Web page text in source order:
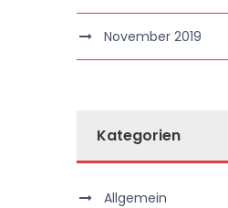
November 2019
Kategorien
Allgemein